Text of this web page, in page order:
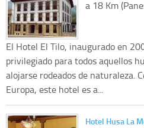
a 18 Km
El Hotel El Tilo, inaugurado en
privilegiado para todos aquellos
alojarse rodeados de naturaleza.
Europa, este hotel es a...
Hotel Husa La